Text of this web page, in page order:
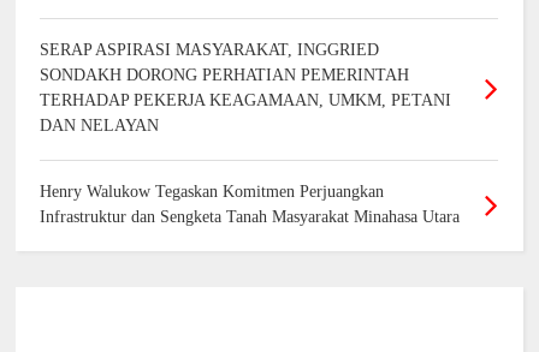
SERAP ASPIRASI MASYARAKAT, INGGRIED
SONDAKH DORONG PERHATIAN PEMERINTAH
TERHADAP PEKERJA KEAGAMAAN, UMKM, PETANI
DAN NELAYAN
Henry Walukow Tegaskan Komitmen Perjuangkan
Infrastruktur dan Sengketa Tanah Masyarakat Minahasa Utara